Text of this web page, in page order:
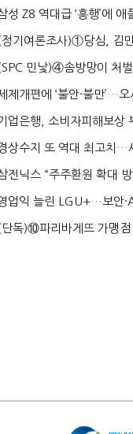
청래 '초접전'...
성 Z8 역대급 ‘흥행’에 애
목…9월 ‘폴...
정기여론조사)①당심, 김민
'초접전'…대통령 ...
민낯)④솜방망이 처벌
생법 위반 반복...
제개편에 ‘불안·불만’…
구하기 더 ...
업은행, 소비자피해보상
스피싱 공시 ...
상수지 또 역대 최고치…
억달러에 '3% 성...
전닉스 “주주환원 확대
이터에 성명...
업익 늘린 LGU+…보안
업 드라이브'...
단독)⑩파리바게뜨 가맹